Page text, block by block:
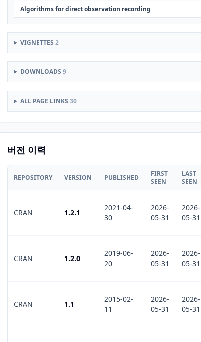
Algorithms for direct observation recording
VIGNETTES 2
DOWNLOADS 9
ALL PAGE LINKS 30
버전 이력
REPOSITORY VERSION PUBLISHED
FIRST
SEEN
LAST
SEEN
CRAN 1.2.1
2021-04-
30
2026-
05-31
2026-
05-31
CRAN 1.2.0
2019-06-
20
2026-
05-31
2026-
05-31
CRAN 1.1
2015-02-
11
2026-
05-31
2026-
05-31